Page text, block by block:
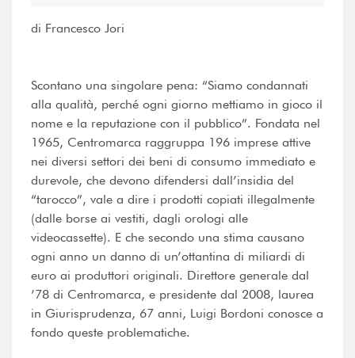
di Francesco Jori
Scontano una singolare pena: “Siamo condannati
alla qualità, perché ogni giorno mettiamo in gioco il
nome e la reputazione con il pubblico”. Fondata nel
1965, Centromarca raggruppa 196 imprese attive
nei diversi settori dei beni di consumo immediato e
durevole, che devono difendersi dall’insidia del
“tarocco”, vale a dire i prodotti copiati illegalmente
(dalle borse ai vestiti, dagli orologi alle
videocassette). E che secondo una stima causano
ogni anno un danno di un’ottantina di miliardi di
euro ai produttori originali. Direttore generale dal
’78 di Centromarca, e presidente dal 2008, laurea
in Giurisprudenza, 67 anni, Luigi Bordoni conosce a
fondo queste problematiche.